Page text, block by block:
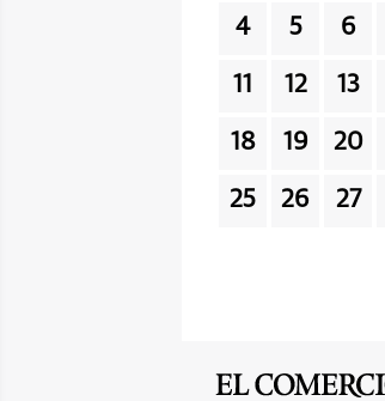
4 5 6
11 12 13
18 19 20
25 26 27